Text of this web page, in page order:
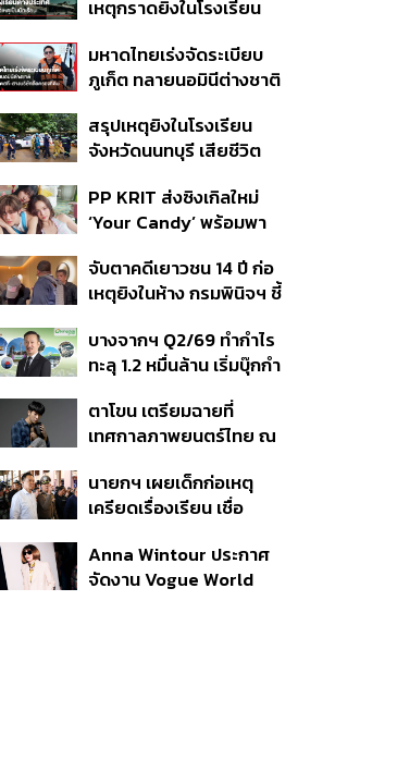
เหตุกราดยิงในโรงเรียน
นักเรียน
มหาดไทยเร่งจัดระเบียบ
ภูเก็ต ทลายนอมินีต่างชาติ
ที่ดิน เคลียร์ใบอนุญาต
โรงแรมค้าง 7 ปี
สรุปเหตุยิงในโรงเรียน
จังหวัดนนทบุรี เสียชีวิต
ปมค้นประวัติคดีกราดยิงที่
สหรัฐฯ
PP KRIT ส่งซิงเกิลใหม่
‘Your Candy’ พร้อมพา
สิกวิดีโอ
จับตาคดีเยาวชน 14 ปี ก่อ
เหตุยิงในห้าง กรมพินิจฯ ชี้
เนื่อง ประเมินปล่อยตัว
บางจากฯ Q2/69 ทำกำไร
ทะลุ 1.2 หมื่นล้าน เริ่มบุ๊กกำ
แรก หนุนรายได้ครึ่งปีทะลุ
3.2 แสนล้าน
ตาโขน เตรียมฉายที่
เทศกาลภาพยนตร์ไทย ณ
นายกฯ เผยเด็กก่อเหตุ
เครียดเรื่องเรียน เชื่อ
กระสุนอีกกว่า 30 นัด หาก
ไม่จบชีวิตตัวเองอาจสูญ
Anna Wintour ประกาศ
จัดงาน Vogue World